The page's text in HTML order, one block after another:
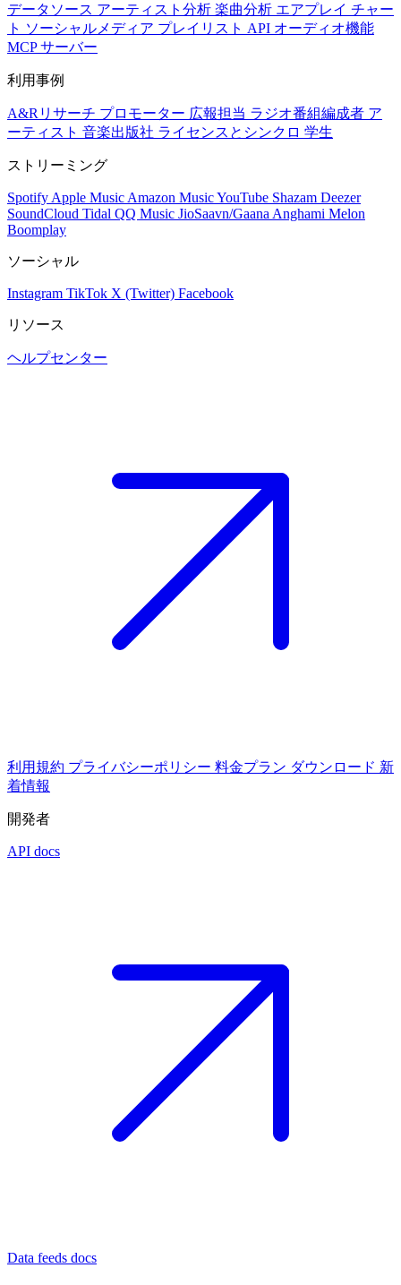
データソース アーティスト分析 楽曲分析 エアプレイ チャー
ト ソーシャルメディア プレイリスト API オーディオ機能
MCP サーバー
利用事例
A&Rリサーチ プロモーター 広報担当 ラジオ番組編成者 ア
ーティスト 音楽出版社 ライセンスとシンクロ 学生
ストリーミング
Spotify Apple Music Amazon MusicYouTube Shazam Deezer
SoundCloud Tidal QQ Music JioSaavn/Gaana Anghami Melon
Boomplay
ソーシャル
Instagram TikTok X (Twitter) Facebook
リソース
ヘルプセンター
利用規約 プライバシーポリシー 料金プラン ダウンロード 新
着情報
開発者
API docs
Data feeds docs